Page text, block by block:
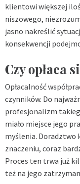
klientowi większej
niszowego,
jasno nakreślić
konsekwencji
Czy opłaca
Opłacalność
czynników. Do
profesjonalizm
miało miejsce jego
myślenia. Doradztwo
znaczeniu, coraz
Proces ten trwa już
też na jego